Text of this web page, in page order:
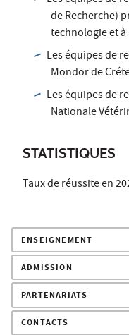
de Recherche)
technologie et à
Les équipes de
Mondor de
Les équipes de
Nationale
STATISTIQUES
Taux de réussite en
ENSEIGNEMENT
ADMISSION
PARTENARIATS
CONTACTS